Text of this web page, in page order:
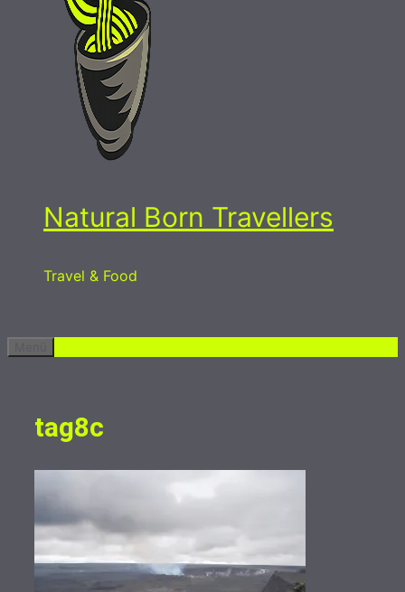
Natural Born Travellers
Travel & Food
tag8c